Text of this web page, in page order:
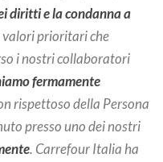
diritti e la condanna a
valori prioritari che
i nostri collaboratori
fermamente
rispettoso della Persona
presso uno dei nostri
. Carrefour Italia ha